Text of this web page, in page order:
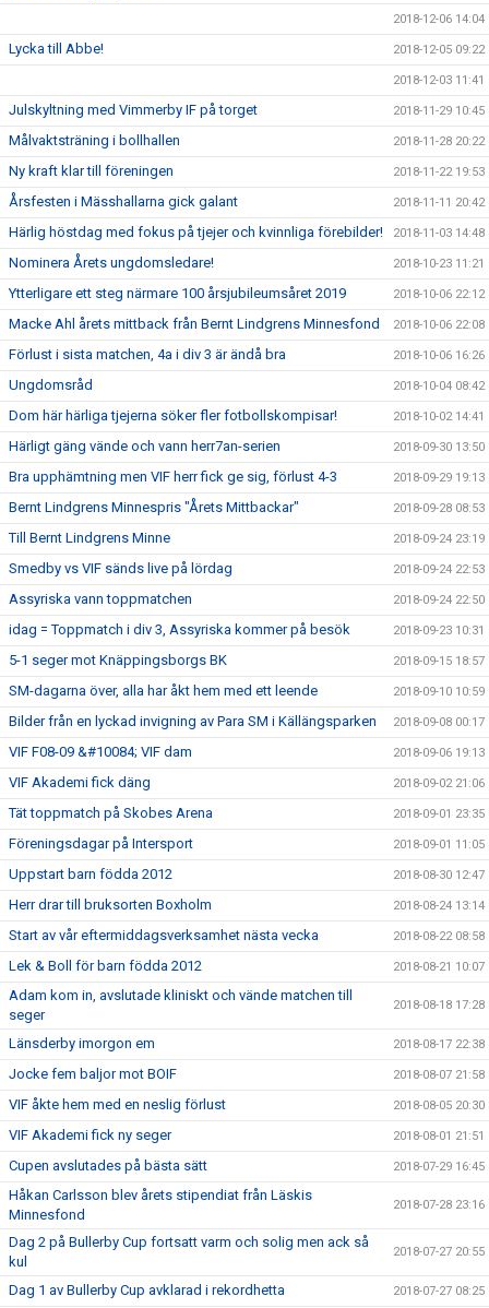
2018-12-06 14:04
Lycka till Abbe! 2018-12-05 09:22
2018-12-03 11:41
Julskyltning med Vimmerby IF på torget 2018-11-29 10:45
Målvaktsträning i bollhallen 2018-11-28 20:22
Ny kraft klar till föreningen 2018-11-22 19:53
Årsfesten i Mässhallarna gick galant 2018-11-11 20:42
Härlig höstdag med fokus på tjejer och kvinnliga förebilder! 2018-11-03 14:48
Nominera Årets ungdomsledare! 2018-10-23 11:21
Ytterligare ett steg närmare 100 årsjubileumsåret 2019 2018-10-06 22:12
Macke Ahl årets mittback från Bernt Lindgrens Minnesfond 2018-10-06 22:08
Förlust i sista matchen, 4a i div 3 är ändå bra 2018-10-06 16:26
Ungdomsråd 2018-10-04 08:42
Dom här härliga tjejerna söker fler fotbollskompisar! 2018-10-02 14:41
Härligt gäng vände och vann herr7an-serien 2018-09-30 13:50
Bra upphämtning men VIF herr fick ge sig, förlust 4-3 2018-09-29 19:13
Bernt Lindgrens Minnespris "Årets Mittbackar" 2018-09-28 08:53
Till Bernt Lindgrens Minne 2018-09-24 23:19
Smedby vs VIF sänds live på lördag 2018-09-24 22:53
Assyriska vann toppmatchen 2018-09-24 22:50
idag = Toppmatch i div 3, Assyriska kommer på besök 2018-09-23 10:31
5-1 seger mot Knäppingsborgs BK 2018-09-15 18:57
SM-dagarna över, alla har åkt hem med ett leende 2018-09-10 10:59
Bilder från en lyckad invigning av Para SM i Källängsparken 2018-09-08 00:17
VIF F08-09 &#10084; VIF dam 2018-09-06 19:13
VIF Akademi fick däng 2018-09-02 21:06
Tät toppmatch på Skobes Arena 2018-09-01 23:35
Föreningsdagar på Intersport 2018-09-01 11:05
Uppstart barn födda 2012 2018-08-30 12:47
Herr drar till bruksorten Boxholm 2018-08-24 13:14
Start av vår eftermiddagsverksamhet nästa vecka 2018-08-22 08:58
Lek & Boll för barn födda 2012 2018-08-21 10:07
Adam kom in, avslutade kliniskt och vände matchen till
seger
2018-08-18 17:28
Länsderby imorgon em 2018-08-17 22:38
Jocke fem baljor mot BOIF 2018-08-07 21:58
VIF åkte hem med en neslig förlust 2018-08-05 20:30
VIF Akademi fick ny seger 2018-08-01 21:51
Cupen avslutades på bästa sätt 2018-07-29 16:45
Håkan Carlsson blev årets stipendiat från Läskis
Minnesfond
2018-07-28 23:16
Dag 2 på Bullerby Cup fortsatt varm och solig men ack så
kul
2018-07-27 20:55
Dag 1 av Bullerby Cup avklarad i rekordhetta 2018-07-27 08:25